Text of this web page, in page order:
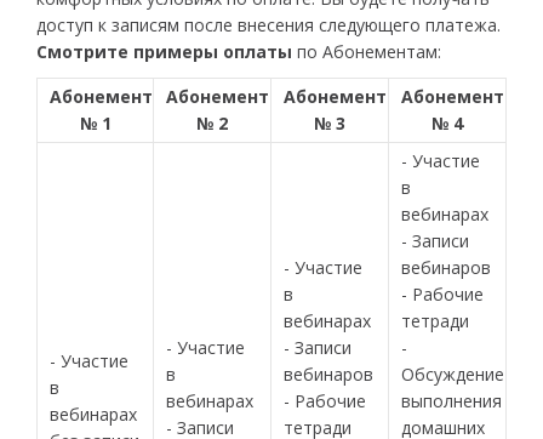
доступ к записям после внесения следующего платежа.
Смотрите примеры оплаты по Абонементам:
Абонемент
№ 1
Абонемент
№ 2
Абонемент
№ 3
Абонемент
№ 4
- Участие
в
вебинарах
- Участие
в
вебинарах
- Записи
- Участие
в
вебинарах
- Записи
вебинаров
- Рабочие
тетради
- Участие
в
вебинарах
- Записи
вебинаров
- Рабочие
тетради
-
Обсуждение
выполнения
домашних